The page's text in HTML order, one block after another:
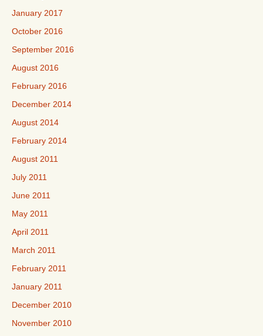
January 2017
October 2016
September 2016
August 2016
February 2016
December 2014
August 2014
February 2014
August 2011
July 2011
June 2011
May 2011
April 2011
March 2011
February 2011
January 2011
December 2010
November 2010